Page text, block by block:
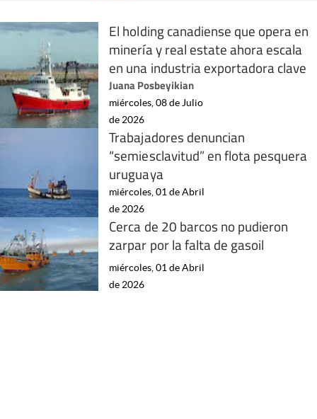
El holding canadiense que opera en
minería y real estate ahora escala
en una industria exportadora clave
Juana Posbeyikian
miércoles, 08 de Julio
de 2026
Trabajadores denuncian
“semiesclavitud” en flota pesquera
uruguaya
miércoles, 01 de Abril
de 2026
Cerca de 20 barcos no pudieron
zarpar por la falta de gasoil
miércoles, 01 de Abril
de 2026